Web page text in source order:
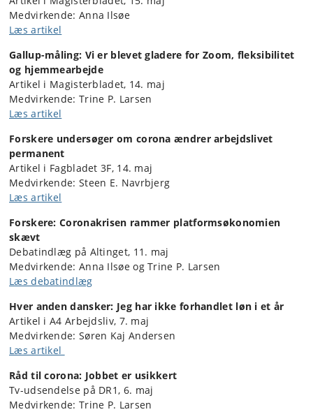
Medvirkende: Anna Ilsøe
Læs artikel
Gallup-måling: Vi er blevet gladere for Zoom, fleksibilitet
og hjemmearbejde
Artikel i Magisterbladet, 14. maj
Medvirkende: Trine P. Larsen
Læs artikel
Forskere undersøger om corona ændrer arbejdslivet
permanent
Artikel i Fagbladet 3F, 14. maj
Medvirkende: Steen E. Navrbjerg
Læs artikel
Forskere: Coronakrisen rammer platformsøkonomien
skævt
Debatindlæg på Altinget, 11. maj
Medvirkende: Anna Ilsøe og Trine P. Larsen
Læs debatindlæg
Hver anden dansker: Jeg har ikke forhandlet løn i et år
Artikel i A4 Arbejdsliv, 7. maj
Medvirkende: Søren Kaj Andersen
Læs artikel
Råd til corona: Jobbet er usikkert
Tv-udsendelse på DR1, 6. maj
Medvirkende: Trine P. Larsen